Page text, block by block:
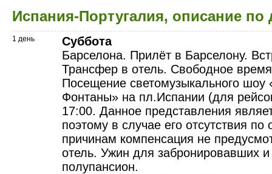
Испания-Португалия, описание по
1 день
Суббота
Барселона. Прилёт в Барселону.
Трансфер в отель. Свободное
Посещение светомузыкального
Фонтаны» на пл.Испании (для
17:00. Данное представления
поэтому в случае его отсутствия по
причинам компенсация не
отель. Ужин для забронировавших
полупансион.